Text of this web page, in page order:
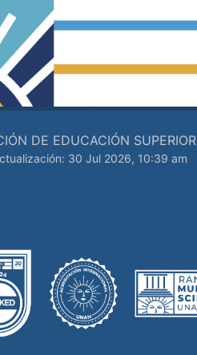
DE EDUCACIÓN SUPERIOR
30 Jul 2026, 10:39 am